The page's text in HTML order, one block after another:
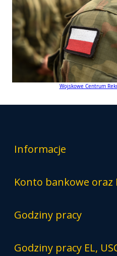
Wojskowe Centrum
Informacje
Konto bankowe oraz
Godziny pracy
Godziny pracy EL,